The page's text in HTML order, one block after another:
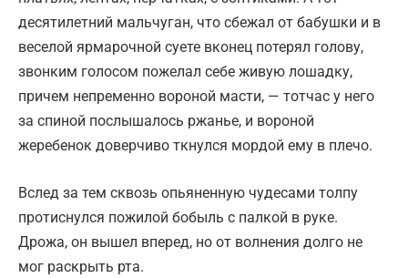
десятилетний мальчуган, что сбежал от бабушки и в
веселой ярмарочной суете вконец потерял голову,
звонким голосом пожелал себе живую лошадку,
причем непременно вороной масти, — тотчас у него
за спиной послышалось ржанье, и вороной
жеребенок доверчиво ткнулся мордой ему в плечо.
Вслед за тем сквозь опьяненную чудесами толпу
протиснулся пожилой бобыль с палкой в руке.
Дрожа, он вышел вперед, но от волнения долго не
мог раскрыть рта.